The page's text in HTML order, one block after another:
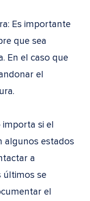
Es importante
que sea
En el caso que
el
importa si el
algunos estados
a
últimos se
el